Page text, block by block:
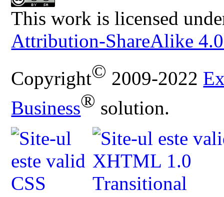
This work is licensed
Attribution-ShareAlike
Copyright© 2009-2022
Business® solution.